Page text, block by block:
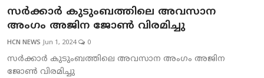
സര്‍ക്കാര്‍ കുടുംബത്തിലെ അവസാന
അംഗം അജിന ജോണ്‍ വിരമിച്ചു
HCN NEWS Jun 1, 2024 0
സര്‍ക്കാര്‍ കുടുംബത്തിലെ അവസാന അംഗം അജിന
ജോണ്‍ വിരമിച്ചു